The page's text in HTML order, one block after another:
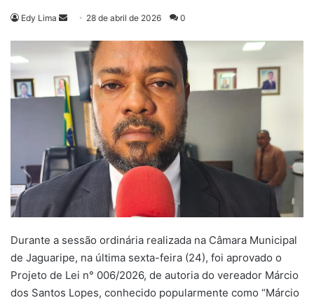
Edy Lima
Mande
e-
mail
28 de abril de 2026 0
Durante a sessão ordinária realizada na Câmara Municipal
de Jaguaripe, na última sexta-feira (24), foi aprovado o
Projeto de Lei n° 006/2026, de autoria do vereador Márcio
dos Santos Lopes, conhecido popularmente como “Márcio